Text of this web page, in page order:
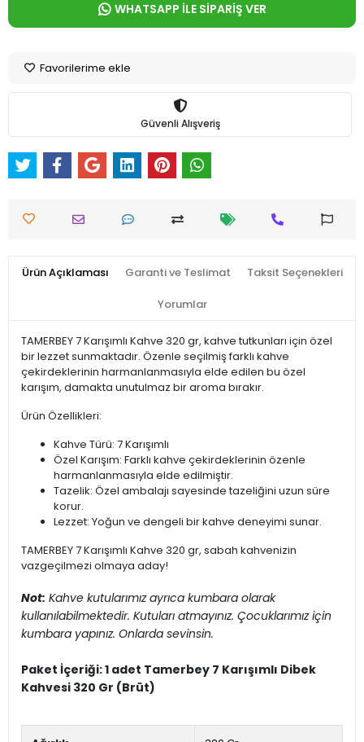
WHATSAPP İLE SİPARİŞ VER
Favorilerime ekle
Güvenli Alışveriş
Ürün Açıklaması Garanti ve Teslimat Taksit Seçenekleri
Yorumlar
TAMERBEY 7 Karışımlı Kahve 320 gr, kahve tutkunları için özel
bir lezzet sunmaktadır. Özenle seçilmiş farklı kahve
çekirdeklerinin harmanlanmasıyla elde edilen bu özel
karışım, damakta unutulmaz bir aroma bırakır.
Ürün Özellikleri:
Kahve Türü: 7 Karışımlı
Özel Karışım: Farklı kahve çekirdeklerinin özenle
harmanlanmasıyla elde edilmiştir.
Tazelik: Özel ambalajı sayesinde tazeliğini uzun süre
korur.
Lezzet: Yoğun ve dengeli bir kahve deneyimi sunar.
TAMERBEY 7 Karışımlı Kahve 320 gr, sabah kahvenizin
vazgeçilmezi olmaya aday!
Not: Kahve kutularımız ayrıca kumbara olarak
kullanılabilmektedir. Kutuları atmayınız. Çocuklarımız için
kumbara yapınız. Onlarda sevinsin.
Paket İçeriği: 1 adet Tamerbey 7 Karışımlı Dibek
Kahvesi 320 Gr (Brüt)